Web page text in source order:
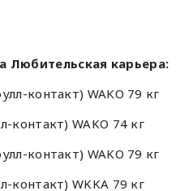
Любительская карьера:
контакт) WAKO 79 кг
контакт) WAKO 74 кг
контакт) WAKO 79 кг
контакт) WKKA 79 кг